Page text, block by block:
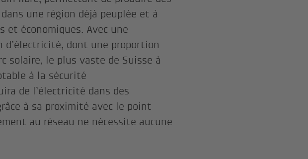
une région déjà peuplée et à
et économiques. Avec une
d’électricité, dont une proportion
solaire, le plus vaste de Suisse à
à la sécurité
de l’électricité dans des
à sa proximité avec le point
au réseau ne nécessite aucune